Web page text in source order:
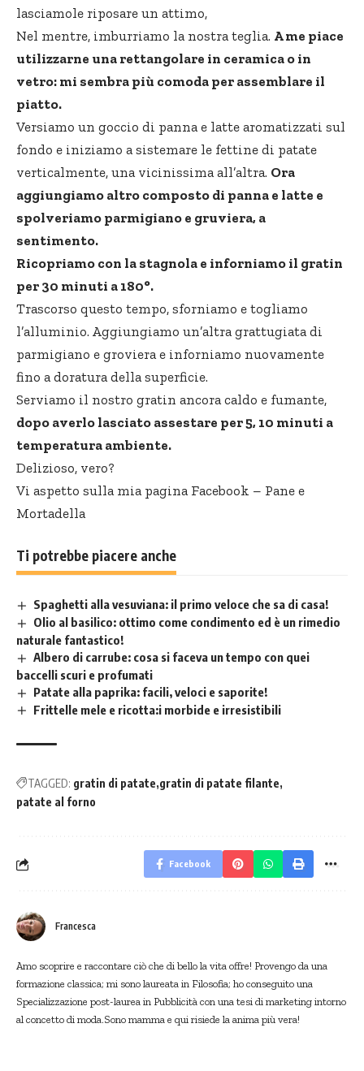
lasciamole riposare un attimo,
Nel mentre, imburriamo la nostra teglia. A me piace
utilizzarne una rettangolare in ceramica o in
vetro: mi sembra più comoda per assemblare il
piatto.
Versiamo un goccio di panna e latte aromatizzati sul
fondo e iniziamo a sistemare le fettine di patate
verticalmente, una vicinissima all’altra. Ora
aggiungiamo altro composto di panna e latte e
spolveriamo parmigiano e gruviera, a
sentimento.
Ricopriamo con la stagnola e inforniamo il gratin
per 30 minuti a 180°.
Trascorso questo tempo, sforniamo e togliamo
l’alluminio. Aggiungiamo un’altra grattugiata di
parmigiano e groviera e inforniamo nuovamente
fino a doratura della superficie.
Serviamo il nostro gratin ancora caldo e fumante,
dopo averlo lasciato assestare per 5, 10 minuti a
temperatura ambiente.
Delizioso, vero?
Vi aspetto sulla mia pagina Facebook – Pane e
Mortadella
Ti potrebbe piacere anche
Spaghetti alla vesuviana: il primo veloce che sa di casa!
Olio al basilico: ottimo come condimento ed è un rimedio
naturale fantastico!
Albero di carrube: cosa si faceva un tempo con quei
baccelli scuri e profumati
Patate alla paprika: facili, veloci e saporite!
Frittelle mele e ricotta:i morbide e irresistibili
TAGGED: gratin di patate gratin di patate filante
patate al forno
Facebook
Francesca
Amo scoprire e raccontare ciò che di bello la vita offre! Provengo da una
formazione classica; mi sono laureata in Filosofia; ho conseguito una
Specializzazione post-laurea in Pubblicità con una tesi di marketing intorno
al concetto di moda.Sono mamma e qui risiede la anima più vera!